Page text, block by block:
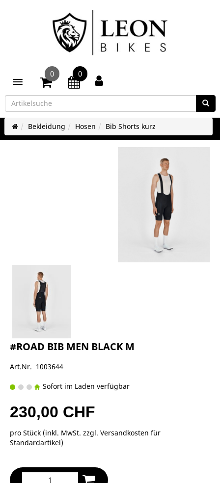
Toggle navigation
0 0
Bekleidung Hosen Bib Shorts kurz
#ROAD BIB MEN BLACK M
Art.Nr. 1003644
Sofort im Laden verfügbar
230,00 CHF
pro Stück (inkl. MwSt. zzgl. Versandkosten für
Standardartikel)